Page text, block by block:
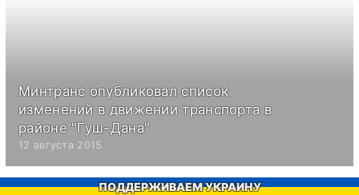
Минтранс опубликовал список
изменений в движении транспорта в
районе "Гуш-Дана"
12 августа 2015
ПОДДЕРЖИВАЕМ УКРАИНУ